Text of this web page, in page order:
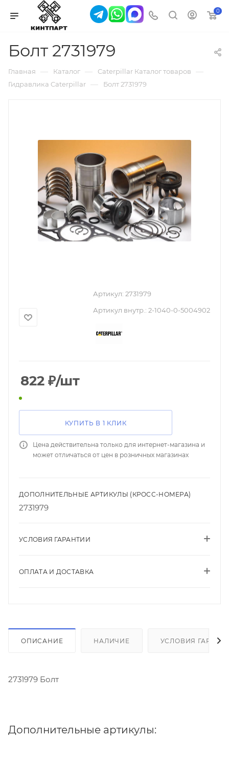
0
Болт 2731979
Главная — Каталог — Caterpillar Каталог товаров —
Гидравлика Caterpillar — Болт 2731979
Артикул: 2731979
Артикул внутр.: 2-1040-0-5004902
822 ₽/шт
КУПИТЬ В 1 КЛИК
Цена действительна только для интернет-магазина и
может отличаться от цен в розничных магазинах
ДОПОЛНИТЕЛЬНЫЕ АРТИКУЛЫ (КРОСС-НОМЕРА)
2731979
УСЛОВИЯ ГАРАНТИИ
ОПЛАТА И ДОСТАВКА
ОПИСАНИЕ НАЛИЧИЕ УСЛОВИЯ
2731979 Болт
Дополнительные артикулы: